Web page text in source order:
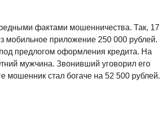
фактами мошенничества. Так, 17
мобильное приложение 250 000 рублей.
предлогом оформления кредита. На
мужчина. Звонивший уговорил его
мошенник стал богаче на 52 500 рублей.